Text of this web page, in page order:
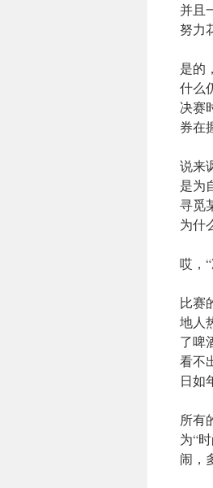
并且
努力
是的
什么
决赛
券在
说来
是为
寻觅
为什
哎，
比赛
地人
了啤
看不
日如
所有
为“
闹，